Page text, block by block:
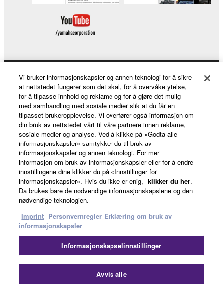
Products & Solutions
News
About Yamaha
Norge - English
Consumer
Kontakt ossVilkår for bruk
Personvernregler
Erklæring om bruk av informasjonskapsler
Vi bruker informasjonskapsler og annen teknologi for å sikre
at nettstedet fungerer som det skal, for å overvåke ytelse,
for å tilpasse innhold og reklame og for å gjøre det mulig
med samhandling med sosiale medier slik at du får en
tilpasset brukeropplevelse. Vi overfører også informasjon om
din bruk av nettstedet vårt til våre partnere innen reklame,
sosiale medier og analyse. Ved å klikke på «Godta alle
informasjonskapsler» samtykker du til bruk av
informasjonskapsler og annen teknologi. For mer
informasjon om bruk av informasjonskapsler eller for å endre
innstillingene dine klikker du på «Innstillinger for
informasjonskapsler». Hvis du ikke er enig, klikker du her.
Da brukes bare de nødvendige informasjonskapslene og den
nødvendige teknologien.
Imprint Personvernregler Erklæring om bruk av
informasjonskapsler
Informasjonskapselinnstillinger
Avvis alle